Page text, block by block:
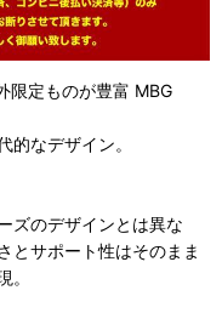
限定ものが豊富 MBG
なデザイン。
ズのデザインとは異な
とサポート性はそのまま
。